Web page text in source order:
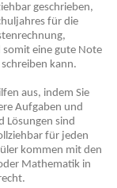
geschrieben,
für die
eine gute Note
kann.
aus, indem Sie
Aufgaben und
Lösungen sind
für jeden
kommen mit den
Mathematik in